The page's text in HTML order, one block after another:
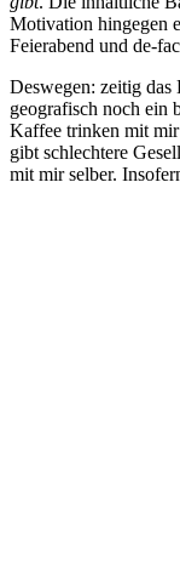
Motivation hingegen
Feierabend und de-
Deswegen: zeitig das
geografisch noch ein
Kaffee trinken mit mir
gibt schlechtere
mit mir selber.